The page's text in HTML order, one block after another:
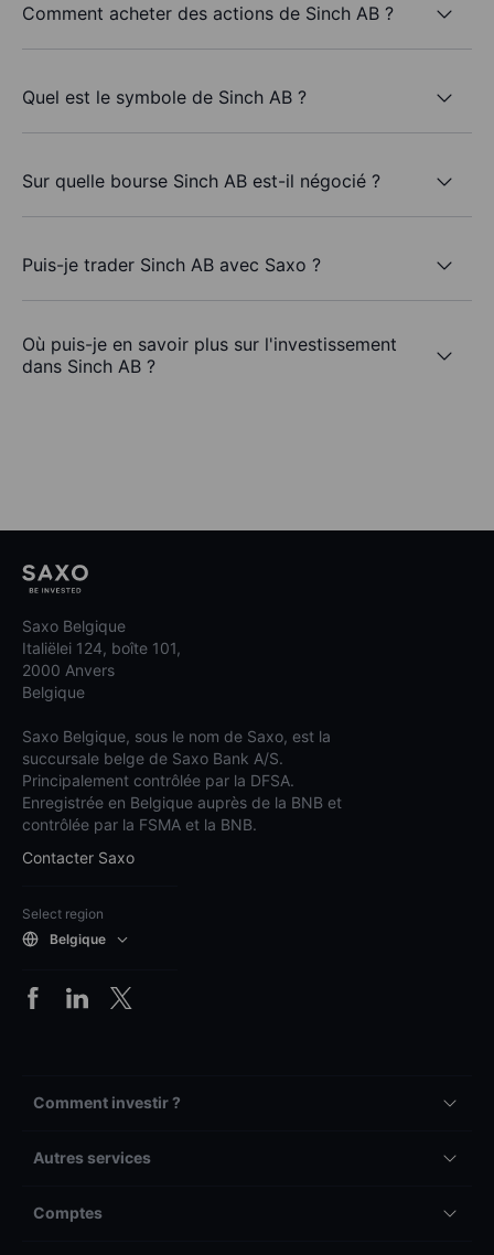
Comment acheter des actions de Sinch AB ?
Quel est le symbole de Sinch AB ?
Sur quelle bourse Sinch AB est-il négocié ?
Puis-je trader Sinch AB avec Saxo ?
Où puis-je en savoir plus sur l'investissement
dans Sinch AB ?
Saxo Belgique
Italiëlei 124, boîte 101,
2000 Anvers
Belgique
Saxo Belgique, sous le nom de Saxo, est la
succursale belge de Saxo Bank A/S.
Principalement contrôlée par la DFSA.
Enregistrée en Belgique auprès de la BNB et
contrôlée par la FSMA et la BNB.
Contacter Saxo
Select region
Belgique
Comment investir ?
Autres services
Comptes